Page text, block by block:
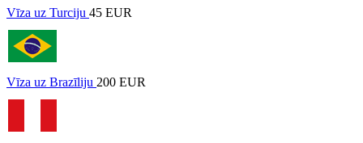
Vīza uz Turciju 45 EUR
Vīza uz Brazīliju 200 EUR